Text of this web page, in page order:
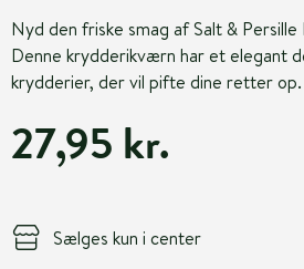
Nyd den friske smag af Salt &
Denne krydderikværn har et elegant
krydderier, der vil pifte dine retter op.
27,95 kr.
Sælges kun i center